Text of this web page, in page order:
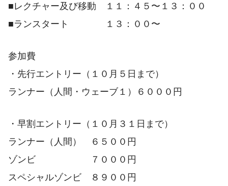
■レクチャー及び移動 １１：４５〜１３：００
■ランスタート １３：００〜
参加費
・先行エントリー（１０月５日まで）
ランナー（人間・ウェーブ１）６０００円
・早割エントリー（１０月３１日まで）
ランナー（人間） ６５００円
ゾンビ ７０００円
スペシャルゾンビ ８９００円